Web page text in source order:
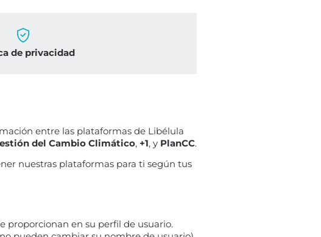
de privacidad
entre las plataformas de Libélula
del Cambio Climático, +1, y PlanCC.
nuestras plataformas para ti según tus
proporcionan en su perfil de usuario.